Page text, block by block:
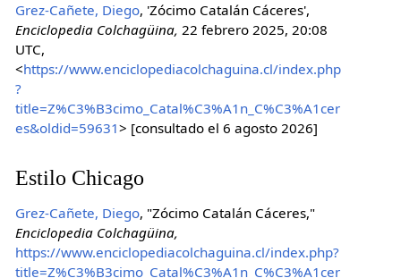
Grez-Cañete, Diego, 'Zócimo Catalán Cáceres',
Enciclopedia Colchagüina, 22 febrero 2025, 20:08
UTC,
<https://www.enciclopediacolchaguina.cl/index.php
?
title=Z%C3%B3cimo_Catal%C3%A1n_C%C3%A1cer
es&oldid=59631> [consultado el 6 agosto 2026]
Estilo Chicago
Grez-Cañete, Diego, "Zócimo Catalán Cáceres,"
Enciclopedia Colchagüina,
https://www.enciclopediacolchaguina.cl/index.php?
title=Z%C3%B3cimo_Catal%C3%A1n_C%C3%A1cer